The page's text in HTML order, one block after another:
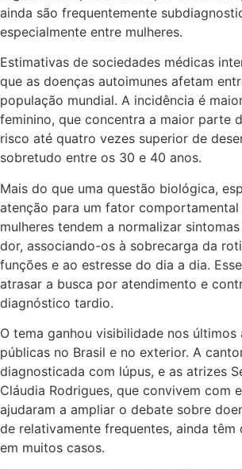
ainda são frequentemente
especialmente entre mulheres.
Estimativas de sociedades médicas
que as doenças autoimunes afetam
população mundial. A incidência é
feminino, que concentra a maior parte
risco até quatro vezes superior de
sobretudo entre os 30 e 40 anos.
Mais do que uma questão biológica,
atenção para um fator comportamental
mulheres tendem a normalizar
dor, associando-os à sobrecarga da
funções e ao estresse do dia a dia.
atrasar a busca por atendimento e
diagnóstico tardio.
O tema ganhou visibilidade nos
públicas no Brasil e no exterior. A
diagnosticada com lúpus, e as atrizes
Cláudia Rodrigues, que convivem com
ajudaram a ampliar o debate sobre
de relativamente frequentes, ainda
em muitos casos.